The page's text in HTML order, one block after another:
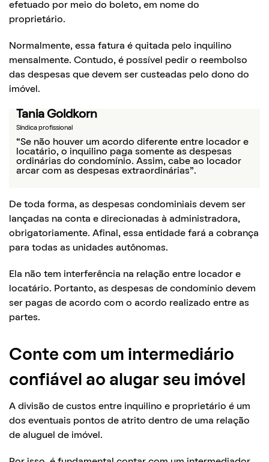
efetuado por meio do boleto, em nome do
proprietário.
Normalmente, essa fatura é quitada pelo inquilino
mensalmente. Contudo, é possível pedir o reembolso
das despesas que devem ser custeadas pelo dono do
imóvel.
Tania Goldkorn
Síndica profissional
“Se não houver um acordo diferente entre locador e
locatário, o inquilino paga somente as despesas
ordinárias do condomínio. Assim, cabe ao locador
arcar com as despesas extraordinárias”.
De toda forma, as despesas condominiais devem ser
lançadas na conta e direcionadas à administradora,
obrigatoriamente. Afinal, essa entidade fará a cobrança
para todas as unidades autônomas.
Ela não tem interferência na relação entre locador e
locatário. Portanto, as despesas de condomínio devem
ser pagas de acordo com o acordo realizado entre as
partes.
Conte com um intermediário
confiável ao alugar seu imóvel
A divisão de custos entre inquilino e proprietário é um
dos eventuais pontos de atrito dentro de uma relação
de aluguel de imóvel.